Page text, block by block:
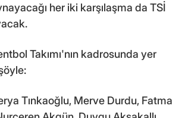
her iki karşılaşma da TSİ
Takımı'nın kadrosunda yer
Tınkaoğlu, Merve Durdu, Fatma